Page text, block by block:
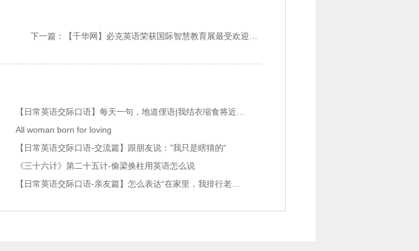
All woman born for loving
【日常英语交际口语-交流篇】跟朋友说：”我只是瞎猜的“
《三十六计》第二十五计-偷梁换柱用英语怎么说
【日常英语交际口语-亲友篇】怎么表达“在家里，我排行老二”！